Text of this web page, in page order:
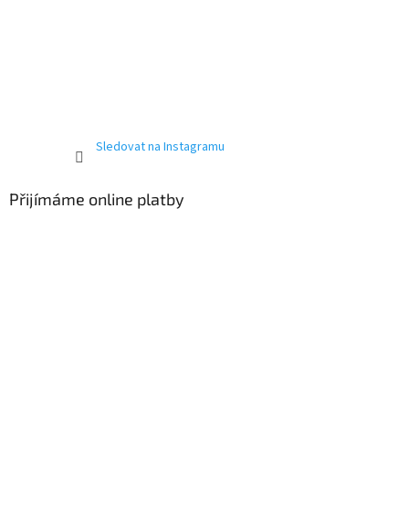
Sledovat na Instagramu
Přijímáme online platby